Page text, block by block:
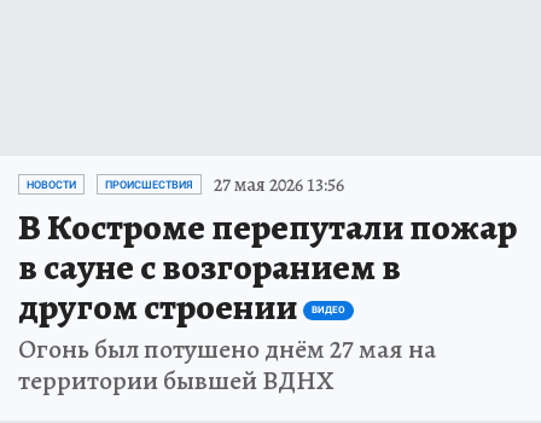
НОВОСТИ ПРОИСШЕСТВИЯ 27 мая 2026 13:56
В Костроме перепутали пожар
в сауне с возгоранием в
другом строении
ВИДЕО
Огонь был потушено днём 27 мая на
территории бывшей ВДНХ